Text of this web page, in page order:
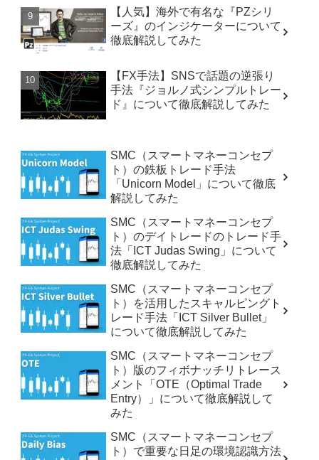
【人気】海外で有名な『PZシリ
ーズ』のインジケーターについて
徹底解説してみた
【FX手法】SNSで話題の逆張り
手法『ジョルノ式シンプルトレー
ド』について徹底解説してみた
SMC（スマートマネーコンセプ
ト）の鉄板トレード手法
「Unicorn Model」について徹底
解説してみた
SMC（スマートマネーコンセプ
ト）のデイトレードのトレード手
法「ICT Judas Swing」について
徹底解説してみた
SMC（スマートマネーコンセプ
ト）を活用したスキャルピングト
レード手法「ICT Silver Bullet」
について徹底解説してみた
SMC（スマートマネーコンセプ
ト）版のフィボナッチリトレース
メント「OTE（Optimal Trade
Entry）」について徹底解説して
みた
SMC（スマートマネーコンセプ
ト）で重要な日足の環境認識方法